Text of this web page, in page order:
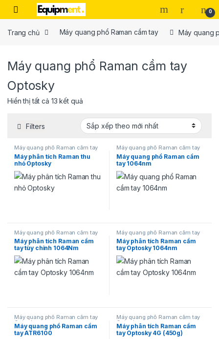
Skip to navigation
Skip to content
0
Trang chủ Máy quang phổ Raman cầm tay Máy quang
Máy quang phổ Raman cầm tay
Optosky
Hiển thị tất cả 13 kết quảĐã sắp xếp theo mới nhất
Filters
Máy quang phổ Raman cầm tay
Optosky
Máy phân tích Raman thu
nhỏ Optosky
Máy quang phổ Raman cầm tay
Optosky
Máy quang phổ Raman cầm
tay 1064nm
Máy quang phổ Raman cầm tay
Optosky
Máy phân tích Raman cầm
tay tùy chỉnh 1064Nm
Máy quang phổ Raman cầm tay
Optosky
Máy phân tích Raman cầm
tay Optosky 1064nm
Máy quang phổ Raman cầm tay
Optosky
Máy quang phổ Raman cầm
tay ATR6100
Máy quang phổ Raman cầm tay
Optosky
Máy phân tích Raman cầm
tay Optosky 4G (450g)